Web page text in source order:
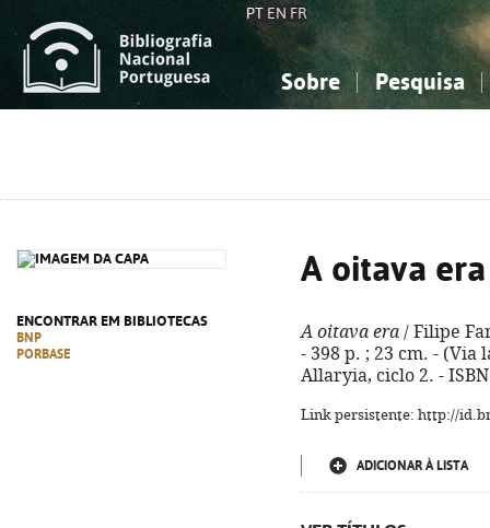
PT EN FR
Sobre Pesquisa
ENCONTRAR EM BIBLIOTECAS
BNP
PORBASE
A oitava era
A oitava era / Filipe
- 398 p. ; 23 cm. - (Via
Allaryia, ciclo 2. -
Link persistente: http://
ADICIONAR À LISTA